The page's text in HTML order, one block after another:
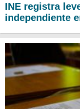
INE registra
independiente